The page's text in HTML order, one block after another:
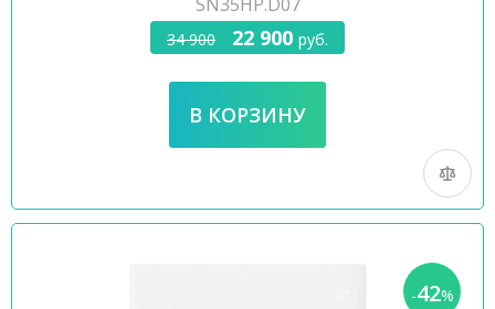
34 900 22 900 руб.
-42%